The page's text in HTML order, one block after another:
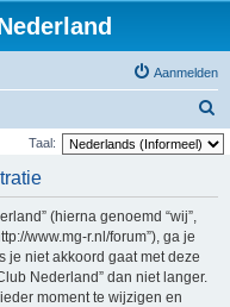
Aanmelden
o
Taal:
(hierna genoemd “wij”,
www.mg-r.nl/forum”), ga je
je niet akkoord gaat met deze
Nederland” dan niet langer.
moment te wijzigen en